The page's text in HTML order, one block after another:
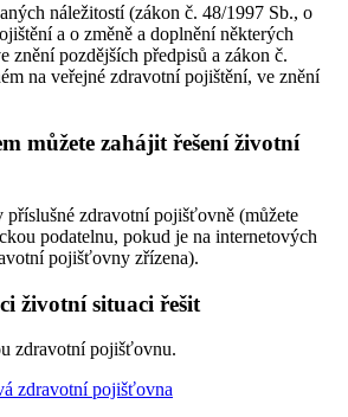
náležitostí (zákon č. 48/1997 Sb., o
a o změně a doplnění některých
znění pozdějších předpisů a zákon č.
na veřejné zdravotní pojištění, ve znění
můžete zahájit řešení životní
příslušné zdravotní pojišťovně (můžete
podatelnu, pokud je na internetových
pojišťovny zřízena).
životní situaci řešit
zdravotní pojišťovnu.
zdravotní pojišťovna